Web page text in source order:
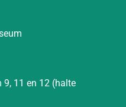
9, 11 en 12 (halte